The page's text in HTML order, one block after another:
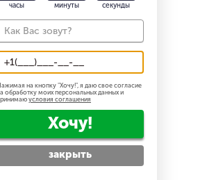
часы минуты секунды
на кнопку "Хочу!", я даю свое согласие
обработку моих персональных данных и
условия соглашения
Хочу!
закрыть